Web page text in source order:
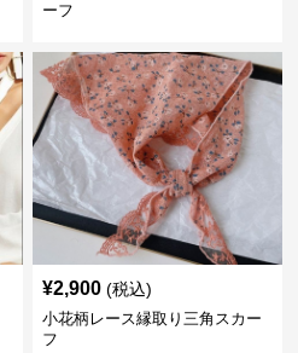
ーフ
¥2,900 (税込)
小花柄レース縁取り三角スカー
フ